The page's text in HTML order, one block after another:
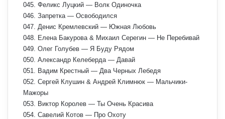
045. Феликс Луцкий — Волк Одиночка
046. Запретка — Освободился
047. Денис Кремлевский — Южная Любовь
048. Елена Бакурова & Михаил Серегин — Не Перебивай
049. Олег Голубев — Я Буду Рядом
050. Александр Келеберда — Давай
051. Вадим Крестный — Два Черных Лебедя
052. Сергей Клушин & Андрей Климнюк — Мальчики-
Мажоры
053. Виктор Королев — Ты Очень Красива
054. Савелий Котов — Про Охоту